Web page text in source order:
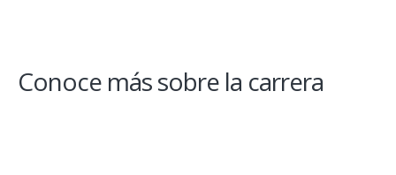
Conoce más sobre la carrera